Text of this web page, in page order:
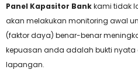
Panel Kapasitor Bankkami tidak
akan melakukan monitoring awal
(faktor daya) benar-benar
kepuasan anda adalah bukti nyata
lapangan.